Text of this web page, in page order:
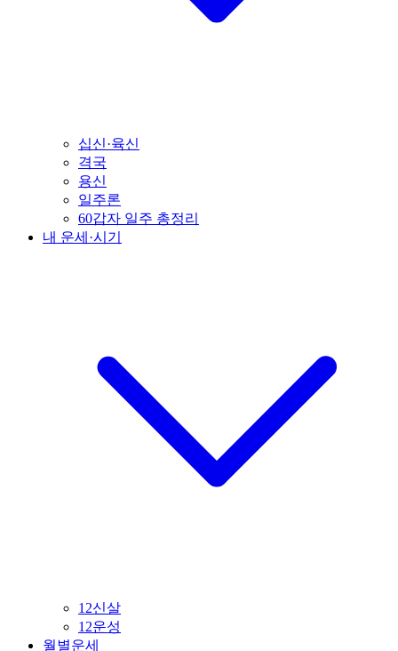
십신·육신
격국
용신
일주론
60갑자 일주 총정리
내 운세·시기
12신살
12운성
월별운세